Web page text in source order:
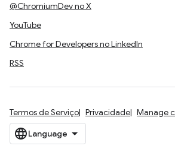
@ChromiumDev no X
YouTube
Chrome for Developers no LinkedIn
RSS
Termos de Serviço Privacidade Manage